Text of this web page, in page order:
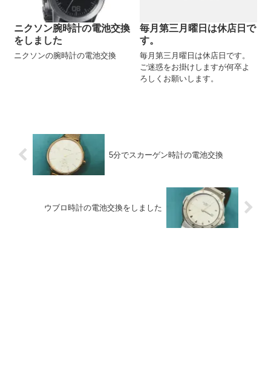
ニクソン腕時計の電池交換
をしました
ニクソンの腕時計の電池交換
毎月第三月曜日は休店日で
す。
毎月第三月曜日は休店日です。
ご迷惑をお掛けしますが何卒よ
ろしくお願いします。
5分でスカーゲン時計の電池交換
ウブロ時計の電池交換をしました